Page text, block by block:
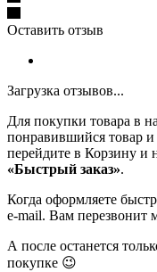
Оставить отзыв
Загрузка отзывов...
Для покупки товара в
понравившийся товар и
перейдите в Корзину и
«Быстрый заказ».
Когда оформляете
e-mail. Вам перезвонит
А после останется
покупке 😉